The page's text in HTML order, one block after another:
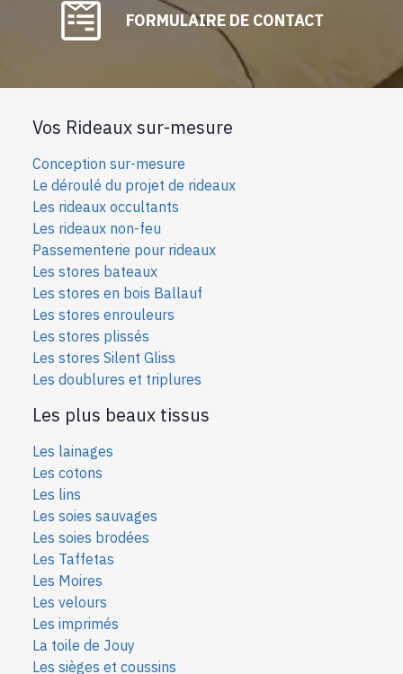
FORMULAIRE DE CONTACT
Vos Rideaux sur-mesure
Conception sur-mesure
Le déroulé du projet de rideaux
Les rideaux occultants
Les rideaux non-feu
Passementerie pour rideaux
Les stores bateaux
Les stores en bois Ballauf
Les stores enrouleurs
Les stores plissés
Les stores Silent Gliss
Les doublures et triplures
Les plus beaux tissus
Les lainages
Les cotons
Les lins
Les soies sauvages
Les soies brodées
Les Taffetas
Les Moires
Les velours
Les imprimés
La toile de Jouy
Les sièges et coussins